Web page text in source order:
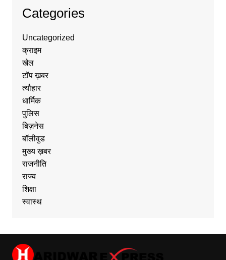
Categories
Uncategorized
क्राइम
खेल
टॉप ख़बर
त्यौहार
धार्मिक
पुलिस
बिज़नेस
बॉलीवुड
मुख्य ख़बर
राजनीति
राज्य
शिक्षा
स्वास्थ